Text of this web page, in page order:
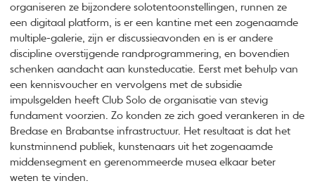
organiseren ze bijzondere solotentoonstellingen, runnen ze
een digitaal platform, is er een kantine met een zogenaamde
multiple-galerie, zijn er discussieavonden en is er andere
discipline overstijgende randprogrammering, en bovendien
schenken aandacht aan kunsteducatie. Eerst met behulp van
een kennisvoucher en vervolgens met de subsidie
impulsgelden heeft Club Solo de organisatie van stevig
fundament voorzien. Zo konden ze zich goed verankeren in de
Bredase en Brabantse infrastructuur. Het resultaat is dat het
kunstminnend publiek, kunstenaars uit het zogenaamde
middensegment en gerenommeerde musea elkaar beter
weten te vinden.